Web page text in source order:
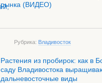
рынка (ВИДЕО)
Рубрика: Владивосток
Растения из пробирок: как в
саду Владивостока
дальневосточные виды